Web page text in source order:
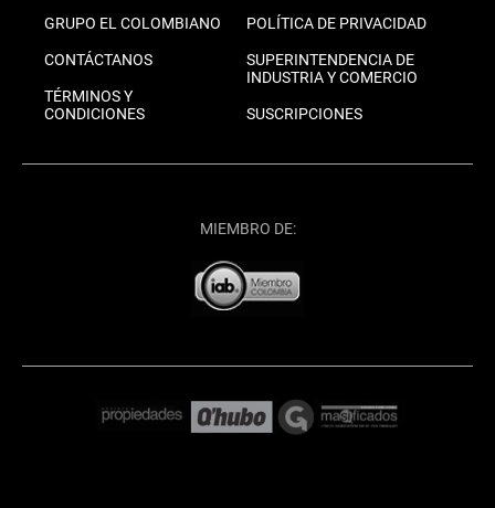
GRUPO EL COLOMBIANO
CONTÁCTANOS
TÉRMINOS Y
CONDICIONES
POLÍTICA DE PRIVACIDAD
SUPERINTENDENCIA DE
INDUSTRIA Y COMERCIO
SUSCRIPCIONES
MIEMBRO DE: